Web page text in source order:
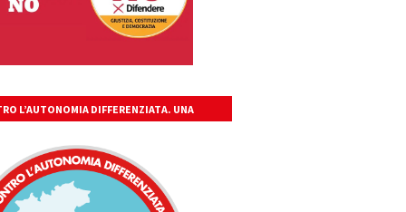
L’AUTONOMIA DIFFERENZIATA. UNA